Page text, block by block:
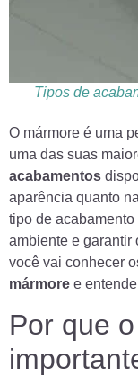
Tipos de
O mármore é uma
uma das suas
acabamentos
aparência quanto
tipo de
ambiente e garantir
você vai conhecer
mármore e
Por que